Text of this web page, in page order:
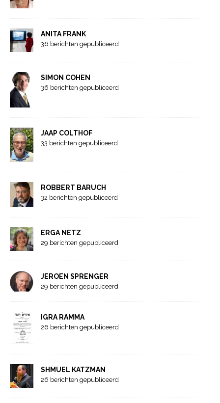
ANITA FRANK
36 berichten gepubliceerd
SIMON COHEN
36 berichten gepubliceerd
JAAP COLTHOF
33 berichten gepubliceerd
ROBBERT BARUCH
32 berichten gepubliceerd
ERGA NETZ
29 berichten gepubliceerd
JEROEN SPRENGER
29 berichten gepubliceerd
IGRA RAMMA
26 berichten gepubliceerd
SHMUEL KATZMAN
26 berichten gepubliceerd